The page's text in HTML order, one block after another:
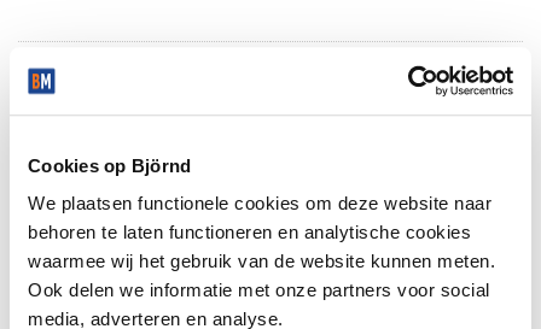
Cookies op Björnd
We plaatsen functionele cookies om deze website naar
behoren te laten functioneren en analytische cookies
waarmee wij het gebruik van de website kunnen meten.
Ook delen we informatie met onze partners voor social
media, adverteren en analyse.
Location